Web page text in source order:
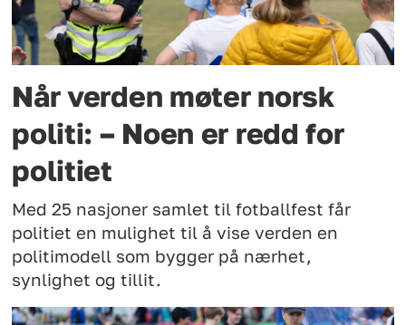
Når verden møter norsk
politi: – Noen er redd for
politiet
Med 25 nasjoner samlet til fotballfest får
politiet en mulighet til å vise verden en
politimodell som bygger på nærhet,
synlighet og tillit.